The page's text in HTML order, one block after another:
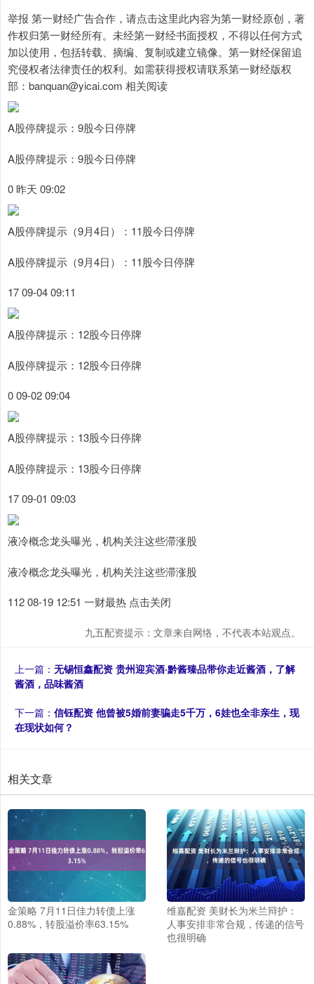
举报 第一财经广告合作，请点击这里此内容为第一财经原创，著
作权归第一财经所有。未经第一财经书面授权，不得以任何方式
加以使用，包括转载、摘编、复制或建立镜像。第一财经保留追
究侵权者法律责任的权利。如需获得授权请联系第一财经版权
部：banquan@yicai.com 相关阅读
A股停牌提示：9股今日停牌
A股停牌提示：9股今日停牌
0 昨天 09:02
A股停牌提示（9月4日）：11股今日停牌
A股停牌提示（9月4日）：11股今日停牌
17 09-04 09:11
A股停牌提示：12股今日停牌
A股停牌提示：12股今日停牌
0 09-02 09:04
A股停牌提示：13股今日停牌
A股停牌提示：13股今日停牌
17 09-01 09:03
液冷概念龙头曝光，机构关注这些滞涨股
液冷概念龙头曝光，机构关注这些滞涨股
112 08-19 12:51 一财最热 点击关闭
九五配资提示：文章来自网络，不代表本站观点。
上一篇： 无锡恒鑫配资 贵州迎宾酒·黔酱臻品带你走近酱酒，了解
酱酒，品味酱酒
下一篇： 信钰配资 他曾被5婚前妻骗走5千万，6娃也全非亲生，现
在现状如何？
相关文章
金策略 7月11日佳力转债上涨
0.88%，转股溢价率63.15%
维嘉配资 美财长为米兰辩护：
人事安排非常合规，传递的信号
也很明确